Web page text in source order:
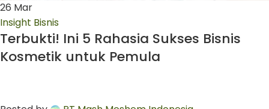
26 Mar
Insight Bisnis
Terbukti! Ini 5 Rahasia Sukses Bisnis
Kosmetik untuk Pemula